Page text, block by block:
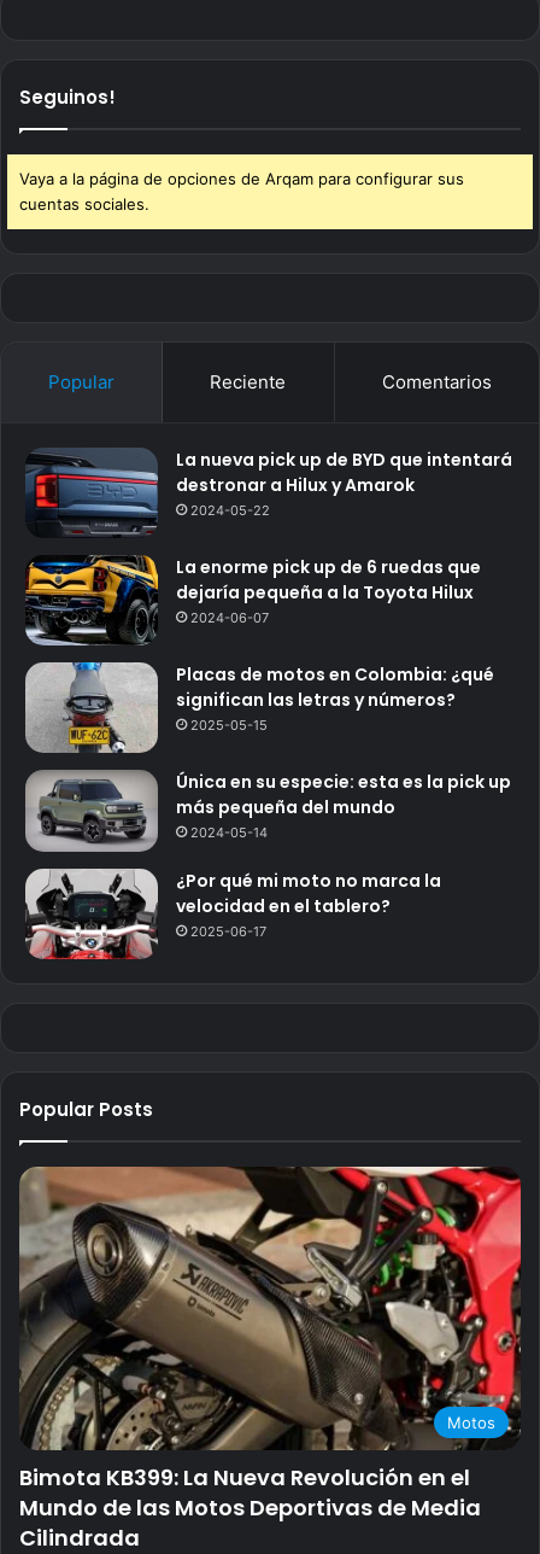
Seguinos!
Vaya a la página de opciones de Arqam para configurar sus
cuentas sociales.
Popular Reciente Comentarios
La nueva pick up de BYD que intentará
destronar a Hilux y Amarok
2024-05-22
La enorme pick up de 6 ruedas que
dejaría pequeña a la Toyota Hilux
2024-06-07
Placas de motos en Colombia: ¿qué
significan las letras y números?
2025-05-15
Única en su especie: esta es la pick up
más pequeña del mundo
2024-05-14
¿Por qué mi moto no marca la
velocidad en el tablero?
2025-06-17
Popular Posts
Motos
Bimota KB399: La Nueva Revolución en el
Mundo de las Motos Deportivas de Media
Cilindrada